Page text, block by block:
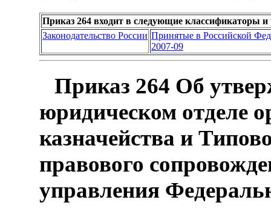
Приказ 264 входит в следующие классификаторы и
Законодательство России Принятые в Российской
2007-09
Приказ 264 Об
юридическом отделе
казначейства и
правового
управления